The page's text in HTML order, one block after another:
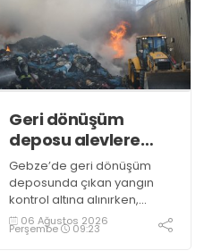
Geri dönüşüm
deposu alevlere
teslim oldu
Gebze’de geri dönüşüm
deposunda çıkan yangın
kontrol altına alınırken,
duman sebebiyle TEM ve
D100 Karayolu’nda göz gözü
06 Ağustos 2026
Perşembe 09:23